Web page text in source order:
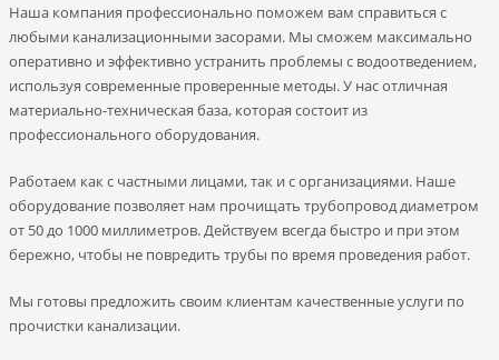
Наша компания профессионально поможем вам справиться с
любыми канализационными засорами. Мы сможем максимально
оперативно и эффективно устранить проблемы с водоотведением,
используя современные проверенные методы. У нас отличная
материально-техническая база, которая состоит из
профессионального оборудования.
Работаем как с частными лицами, так и с организациями. Наше
оборудование позволяет нам прочищать трубопровод диаметром
от 50 до 1000 миллиметров. Действуем всегда быстро и при этом
бережно, чтобы не повредить трубы по время проведения работ.
Мы готовы предложить своим клиентам качественные услуги по
прочистки канализации.